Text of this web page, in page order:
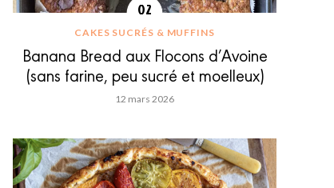
CAKES SUCRÉS & MUFFINS
Banana Bread aux Flocons d’Avoine
(sans farine, peu sucré et moelleux)
12 mars 2026